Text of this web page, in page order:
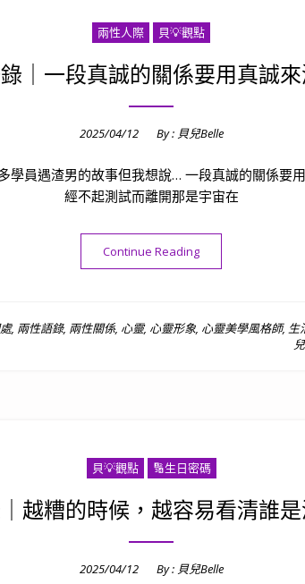
兩性人際 貝💡觀點
｜一段真誠的關係要用真誠
Posted
2025/04/12 By : 貝兒Belle
學員遇渣男的故事但我想說… 一段真誠的關係要
經不起測試而離開那是宇宙在
Continue Reading“貝語錄｜一段真誠
, 兩性語錄, 兩性關係, 心靈, 心靈形象, 心靈美學風格師, 生
貝💡觀點 🔢生日密碼
越糟的時候，越容易看清誰是
Posted
2025/04/12 By : 貝兒Belle